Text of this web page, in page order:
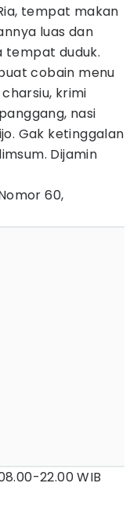
tempat makan
luas dan
tempat duduk.
cobain menu
krimi
nasi
Gak ketinggalan
Dijamin
60,
22.00 WIB